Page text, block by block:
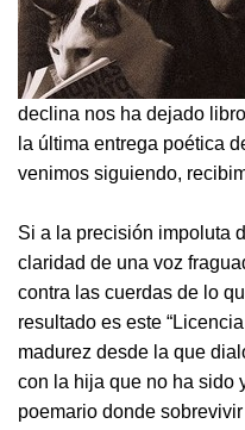
declina nos ha dejado
la última entrega poética
venimos siguiendo,
Si a la precisión impoluta
claridad de una voz
contra las cuerdas de lo
resultado es este
madurez desde la que
con la hija que no ha sido
poemario donde